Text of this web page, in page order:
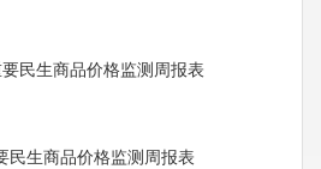
民生商品价格监测周报表
民生商品价格监测周报表